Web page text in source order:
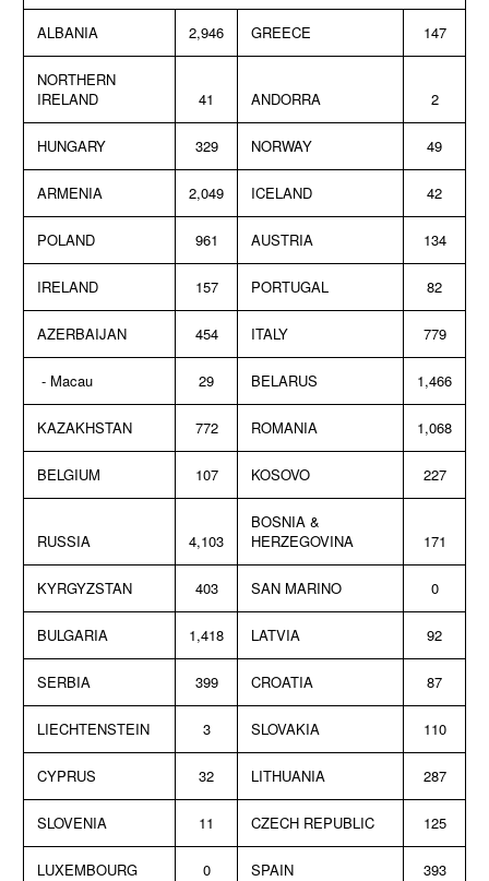
ALBANIA 2,946 GREECE 147
NORTHERN
IRELAND
41 ANDORRA 2
HUNGARY 329 NORWAY 49
ARMENIA 2,049 ICELAND 42
POLAND 961 AUSTRIA 134
IRELAND 157 PORTUGAL 82
AZERBAIJAN 454 ITALY 779
- Macau 29 BELARUS 1,466
KAZAKHSTAN 772 ROMANIA 1,068
BELGIUM 107 KOSOVO 227
RUSSIA 4,103
BOSNIA &
HERZEGOVINA
171
KYRGYZSTAN 403 SAN MARINO 0
BULGARIA 1,418 LATVIA 92
SERBIA 399 CROATIA 87
LIECHTENSTEIN 3 SLOVAKIA 110
CYPRUS 32 LITHUANIA 287
SLOVENIA 11 CZECH REPUBLIC 125
LUXEMBOURG 0 SPAIN 393